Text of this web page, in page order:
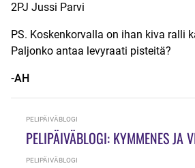
2PJ Jussi Parvi
PS. Koskenkorvalla on ihan kiva ralli
Paljonko antaa levyraati pisteitä?
-AH
PELIPÄIVÄBLOGI
PELIPÄIVÄBLOGI: KYMMENES JA
PELIPÄIVÄBLOGI